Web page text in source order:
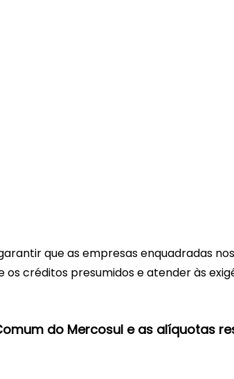
que as empresas enquadradas
créditos presumidos e atender às
do Mercosul e as alíquotas